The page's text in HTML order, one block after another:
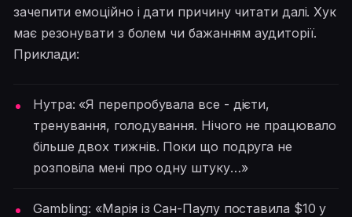
зачепити емоційно і дати причину читати далі. Хук
має резонувати з болем чи бажанням аудиторії.
Приклади:
Нутра: «Я перепробувала все - дієти,
тренування, голодування. Нічого не працювало
більше двох тижнів. Поки що подруга не
розповіла мені про одну штуку…»
Gambling: «Марія із Сан-Паулу поставила $10 у